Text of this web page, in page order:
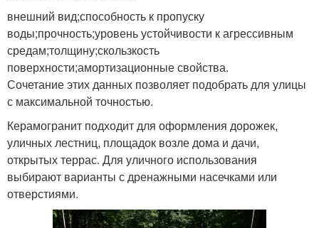
внешний вид;способность к пропуску
воды;прочность;уровень устойчивости к агрессивным
средам;толщину;скользкость
поверхности;амортизационные свойства.
Сочетание этих данных позволяет подобрать для улицы
с максимальной точностью.
Керамогранит подходит для оформления дорожек,
уличных лестниц, площадок возле дома и дачи,
открытых террас. Для уличного использования
выбирают варианты с дренажными насечками или
отверстиями.